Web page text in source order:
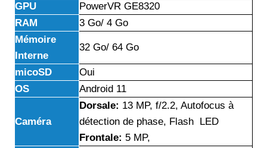
GPU
PowerVR GE8320
RAM
3 Go/ 4 Go
Mémoire
Interne
32 Go/ 64 Go
micoSD
Oui
OS
Android 11
Caméra
Dorsale: 13 MP, f/2.2, Autofocus à
détection de phase, Flash LED
Frontale: 5 MP,